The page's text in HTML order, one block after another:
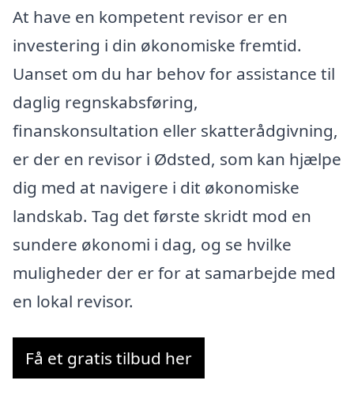
At have en kompetent revisor er en
investering i din økonomiske fremtid.
Uanset om du har behov for assistance til
daglig regnskabsføring,
finanskonsultation eller skatterådgivning,
er der en revisor i Ødsted, som kan hjælpe
dig med at navigere i dit økonomiske
landskab. Tag det første skridt mod en
sundere økonomi i dag, og se hvilke
muligheder der er for at samarbejde med
en lokal revisor.
Få et gratis tilbud her